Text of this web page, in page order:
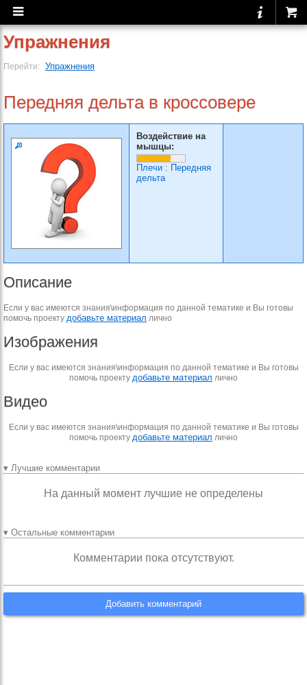
Упражнения
Перейти: Упражнения
Передняя дельта в кроссовере
Воздействие на
мышцы:
Плечи : Передняя
дельта
Описание
Если у вас имеются знания\информация по данной тематике и Вы готовы
помочь проекту добавьте материал лично
Изображения
Если у вас имеются знания\информация по данной тематике и Вы готовы
помочь проекту добавьте материал лично
Видео
Если у вас имеются знания\информация по данной тематике и Вы готовы
помочь проекту добавьте материал лично
▾ Лучшие комментарии
На данный момент лучшие не определены
▾ Остальные комментарии
Комментарии пока отсутствуют.
Добавить комментарий